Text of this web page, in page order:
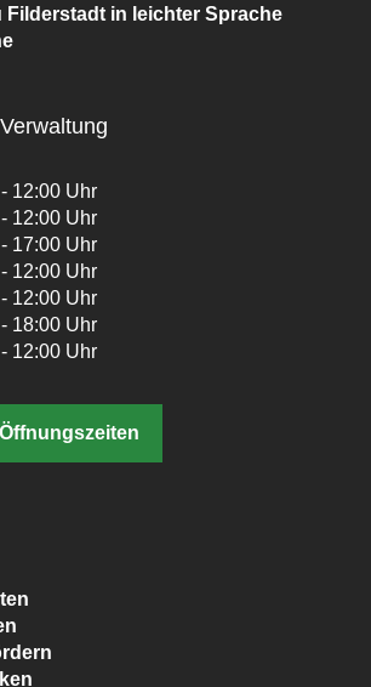
Filderstadt in leichter Sprache
12:00 Uhr
12:00 Uhr
17:00 Uhr
12:00 Uhr
12:00 Uhr
18:00 Uhr
12:00 Uhr